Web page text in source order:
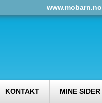
www.mobarn.no
KONTAKT MINE SIDER